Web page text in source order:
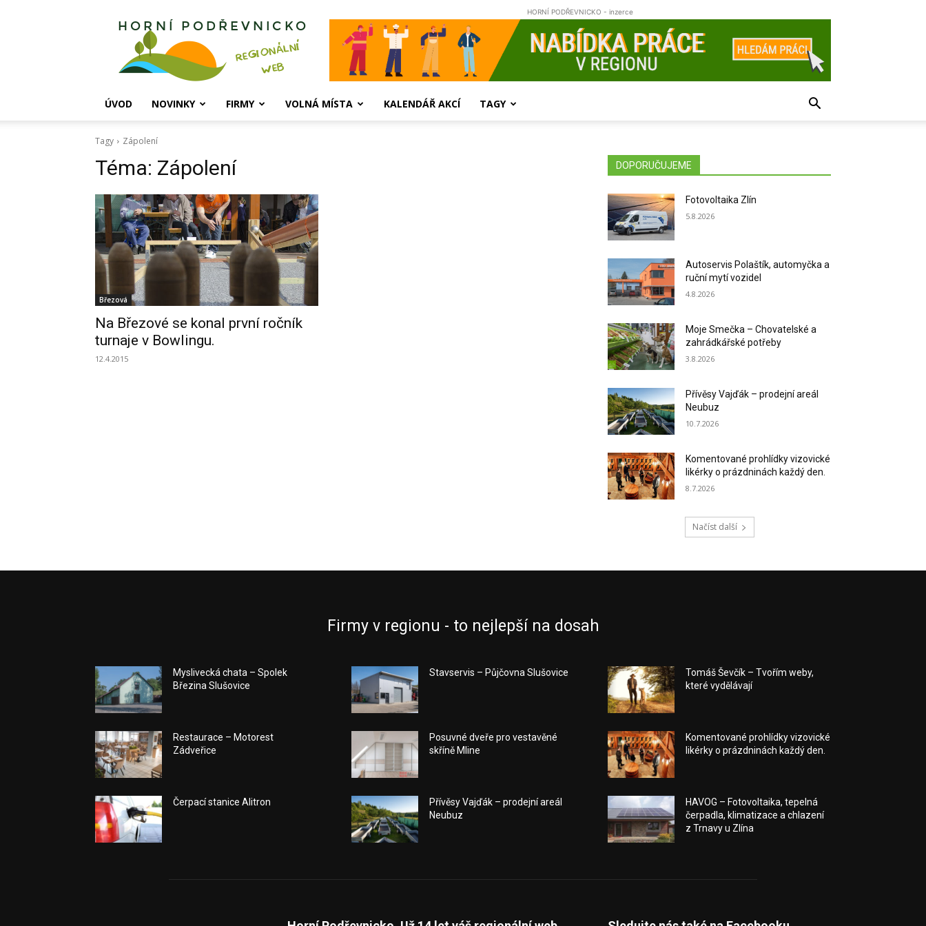
Horní
HORNÍ PODŘEVNICKO - inzerce
ÚVOD NOVINKY FIRMY VOLNÁ MÍSTA KALENDÁŘ AKCÍ TAGY
Tagy Zápolení
Téma: Zápolení
Březová
Na Březové se konal první ročník
turnaje v Bowlingu.
12.4.2015
DOPORUČUJEME
Fotovoltaika Zlín
5.8.2026
Autoservis Polaštík, automyčka a
ruční mytí vozidel
4.8.2026
Moje Smečka – Chovatelské a
zahrádkářské potřeby
3.8.2026
Přívěsy Vajďák – prodejní areál
Neubuz
10.7.2026
Komentované prohlídky vizovické
likérky o prázdninách každý den.
8.7.2026
Načíst další
Firmy v regionu - to nejlepší na dosah
Myslivecká chata – Spolek
Březina Slušovice
Restaurace – Motorest
Zádveřice
Čerpací stanice Alitron
Stavservis – Půjčovna Slušovice
Posuvné dveře pro vestavěné
skříně Mline
Přívěsy Vajďák – prodejní areál
Neubuz
Tomáš Ševčík – Tvořím weby,
které vydělávají
Komentované prohlídky vizovické
likérky o prázdninách každý den.
HAVOG – Fotovoltaika, tepelná
čerpadla, klimatizace a chlazení
z Trnavy u Zlína